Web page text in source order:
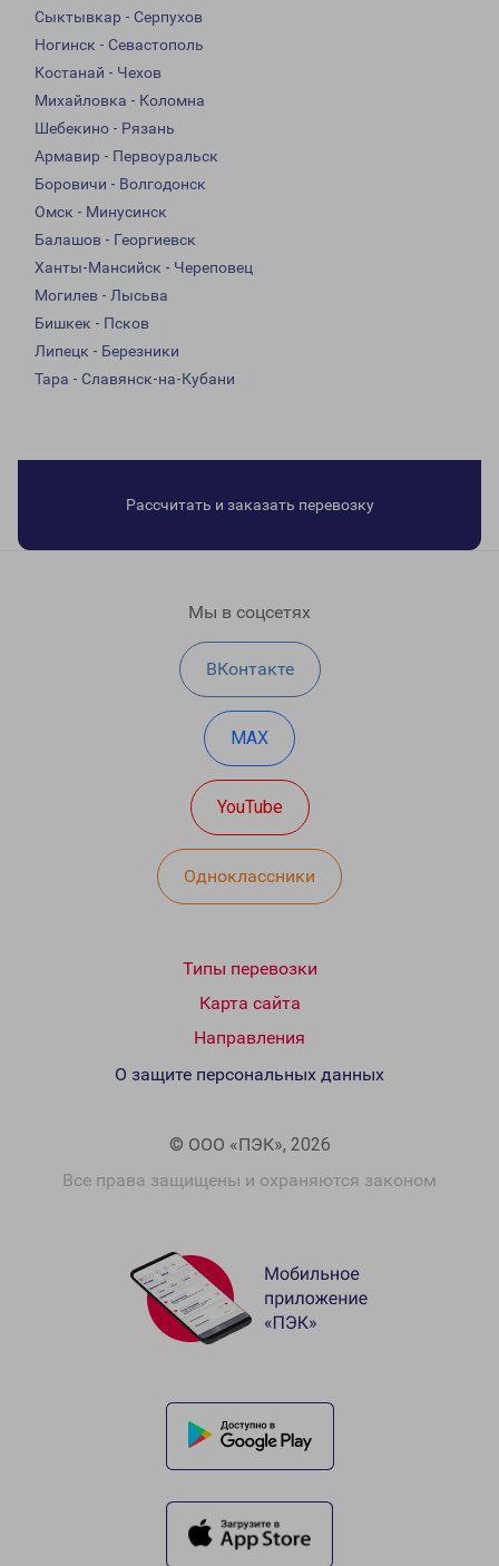
Сыктывкар - Серпухов
Ногинск - Севастополь
Костанай - Чехов
Михайловка - Коломна
Шебекино - Рязань
Армавир - Первоуральск
Боровичи - Волгодонск
Омск - Минусинск
Балашов - Георгиевск
Ханты-Мансийск - Череповец
Могилев - Лысьва
Бишкек - Псков
Липецк - Березники
Тара - Славянск-на-Кубани
Рассчитать и заказать перевозку
Мы в соцсетях
ВКонтакте
MAX
YouTube
Одноклассники
Типы перевозки
Карта сайта
Направления
© ООО «ПЭК», 2026
Все права защищены и охраняются законом
О защите персональных данных